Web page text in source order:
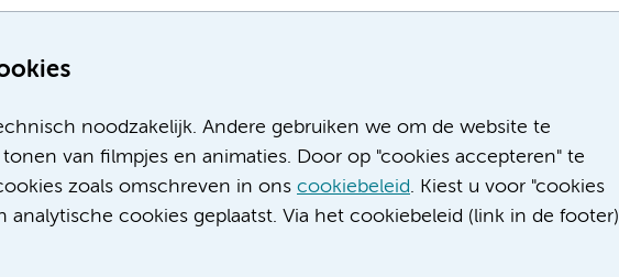
noodzakelijk. Andere gebruiken we om de website te
van filmpjes en animaties. Door op "cookies accepteren" te
zoals omschreven in ons cookiebeleid. Kiest u voor "cookies
cookies geplaatst. Via het cookiebeleid (link in de footer)